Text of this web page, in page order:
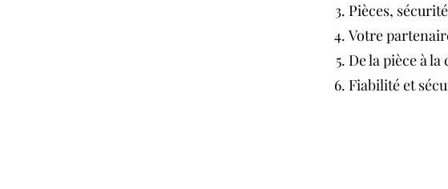
Pièces,
Votre
De la pièce à
Fiabilité et